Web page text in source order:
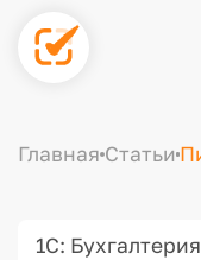
Главная Статьи
1С: